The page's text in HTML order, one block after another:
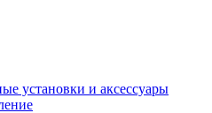
установки и аксессуары